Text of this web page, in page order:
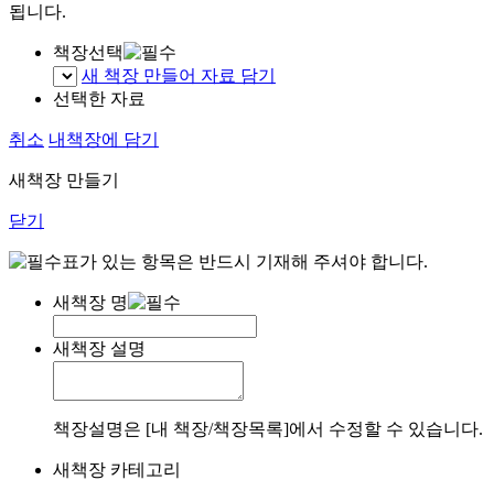
됩니다.
책장선택
새 책장 만들어 자료 담기
선택한 자료
취소 내책장에 담기
새책장 만들기
닫기
표가 있는 항목은 반드시 기재해 주셔야 합니다.
새책장 명
새책장 설명
책장설명은 [내 책장/책장목록]에서 수정할 수 있습니다.
새책장 카테고리